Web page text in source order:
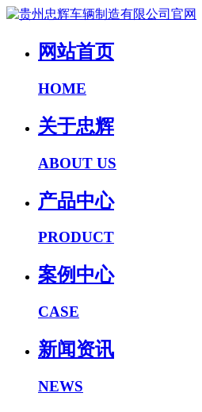
网站首页
HOME
关于忠辉
ABOUT US
产品中心
PRODUCT
案例中心
CASE
新闻资讯
NEWS